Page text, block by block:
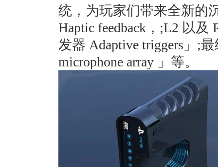
统，为玩家们带来全新的
Haptic feedback，;L2 以
发器 Adaptive triggers」;
microphone array 」等。